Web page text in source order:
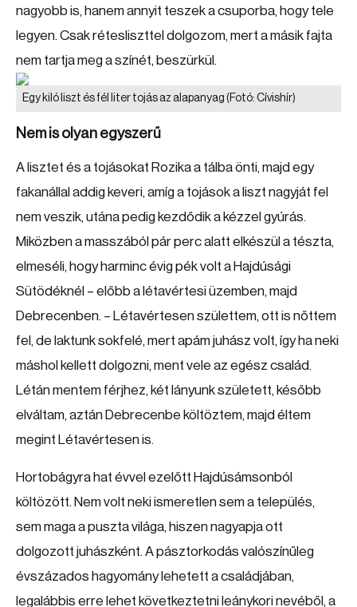
nagyobb is, hanem annyit teszek a csuporba, hogy tele
legyen. Csak rétesliszttel dolgozom, mert a másik fajta
nem tartja meg a színét, beszürkül.
Egy kiló liszt és fél liter tojás az alapanyag (Fotó: Cívishír)
Nem is olyan egyszerű
A lisztet és a tojásokat Rozika a tálba önti, majd egy
fakanállal addig keveri, amíg a tojások a liszt nagyját fel
nem veszik, utána pedig kezdődik a kézzel gyúrás.
Miközben a masszából pár perc alatt elkészül a tészta,
elmeséli, hogy harminc évig pék volt a Hajdúsági
Sütödéknél – előbb a létavértesi üzemben, majd
Debrecenben. – Létavértesen születtem, ott is nőttem
fel, de laktunk sokfelé, mert apám juhász volt, így ha neki
máshol kellett dolgozni, ment vele az egész család.
Létán mentem férjhez, két lányunk született, később
elváltam, aztán Debrecenbe költöztem, majd éltem
megint Létavértesen is.
Hortobágyra hat évvel ezelőtt Hajdúsámsonból
költözött. Nem volt neki ismeretlen sem a település,
sem maga a puszta világa, hiszen nagyapja ott
dolgozott juhászként. A pásztorkodás valószínűleg
évszázados hagyomány lehetett a családjában,
legalábbis erre lehet következtetni leánykori nevéből, a